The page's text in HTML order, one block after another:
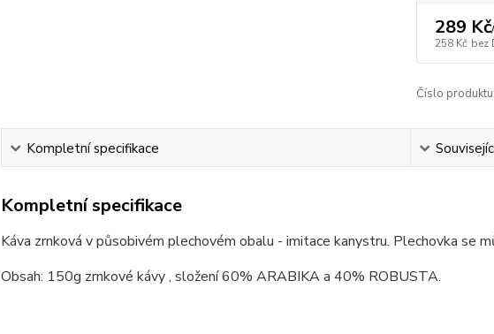
289 Kč/
258 Kč bez
Číslo produktu:
Kompletní specifikace
Kompletní specifikace
Káva zrnková v působivém plechovém obalu - imitace kanystru. Plechovka se
Obsah: 150g zrnkové kávy , složení 60% ARABIKA a 40% ROBUSTA.